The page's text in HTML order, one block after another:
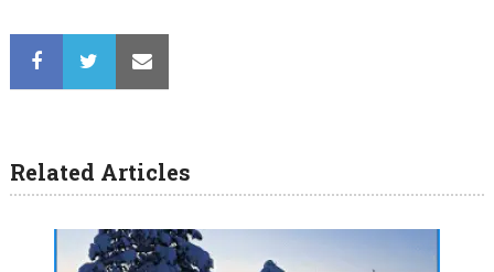
Related Articles